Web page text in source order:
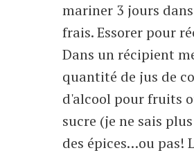
mariner 3 jours
frais. Essorer pour
Dans un récipient
quantité de jus de
d'alcool pour fruits
sucre (je ne sais
des épices…ou pas!